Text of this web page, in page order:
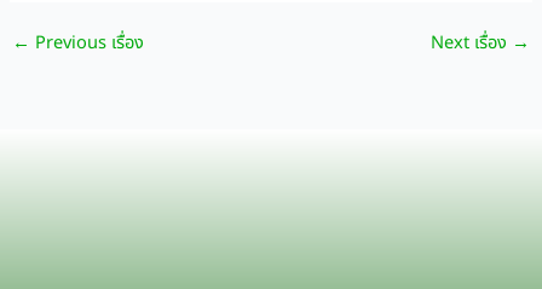
← Previous เรื่อง Next เรื่อง →